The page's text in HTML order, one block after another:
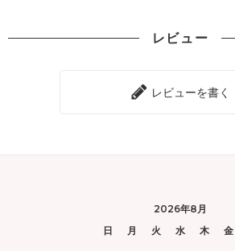
レビュー
レビューを書く
2026年8月
日
月 火 水 木 金